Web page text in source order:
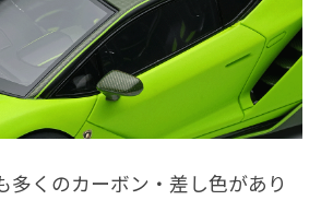
多くのカーボン・差し色があり